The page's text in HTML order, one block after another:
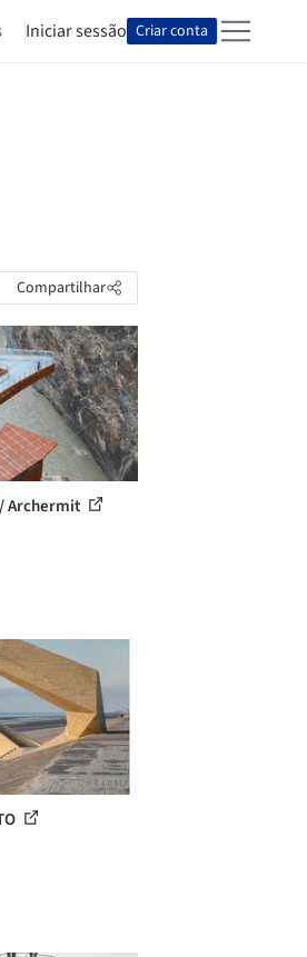
Iniciar sessão Criar conta
Compartilhar
Archermit